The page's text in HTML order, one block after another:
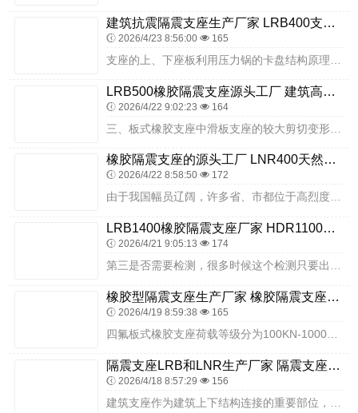
建筑抗震隔震支座生产厂家 LRB400支座源头工厂 建筑铅芯橡胶隔震支座厂家电话
2026/4/23 8:56:00 165
LRB500橡胶隔震支座源头工厂 建筑高阻尼减隔震支座厂家 房建橡胶抗震支座厂家电话
2026/4/22 9:02:23 164
橡胶隔震支座的源头工厂 LNR400天然隔震支座生产厂家 高阻尼叠层橡胶隔震支座生产厂家
2026/4/22 8:58:50 172
由于我国幅员辽阔，许多省、市都位于高烈度地区，所以抗震减灾的形势非常严峻，防震、抗震工作量大。用橡胶支座进行建筑物基础隔震的技术已比较成熟，其实际应用价值已得到...
LRB1400橡胶隔震支座厂家 HDR1100高阻尼隔震支座 抗震橡胶隔震支座工厂
2026/4/21 9:05:13 174
橡胶型隔震支座生产厂家 橡胶隔震支座LNR-700源头工厂 FPS摩擦摆支座厂家
2026/4/19 8:59:38 165
隔震支座LRB和LNR生产厂家 隔震支座厂家哪家好 铅芯橡胶隔震支座LRB900源头工厂
2026/4/18 8:57:29 156